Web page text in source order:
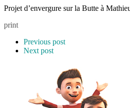
Projet d’envergure sur la Butte à
print
Previous post
Next post